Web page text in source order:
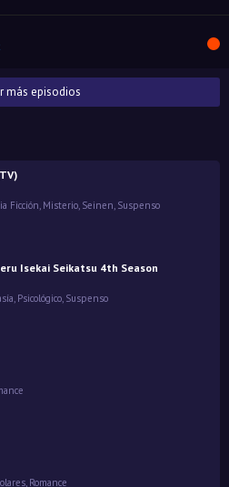
más episodios
Ficción, Misterio, Seinen, Suspenso
Isekai Seikatsu 4th Season
Psicológico Suspenso
, Romance